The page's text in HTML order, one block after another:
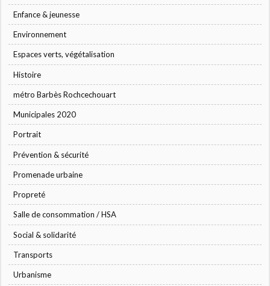
Enfance & jeunesse
Environnement
Espaces verts, végétalisation
Histoire
métro Barbès Rochcechouart
Municipales 2020
Portrait
Prévention & sécurité
Promenade urbaine
Propreté
Salle de consommation / HSA
Social & solidarité
Transports
Urbanisme